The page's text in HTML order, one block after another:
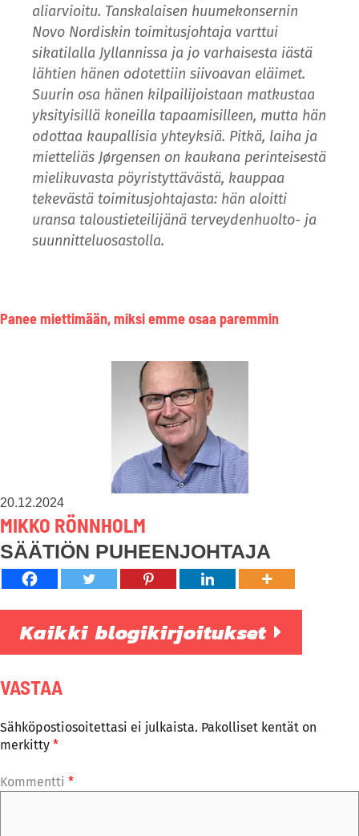
aliarvioitu. Tanskalaisen huumekonsernin
Novo Nordiskin toimitusjohtaja varttui
sikatilalla Jyllannissa ja jo varhaisesta iästä
lähtien hänen odotettiin siivoavan eläimet.
Suurin osa hänen kilpailijoistaan ​​matkustaa
yksityisillä koneilla tapaamisilleen, mutta hän
odottaa kaupallisia yhteyksiä. Pitkä, laiha ja
mietteliäs Jørgensen on kaukana perinteisestä
mielikuvasta pöyristyttävästä, kauppaa
tekevästä toimitusjohtajasta: hän aloitti
uransa taloustieteilijänä terveydenhuolto- ja
suunnitteluosastolla.
Panee miettimään, miksi emme osaa paremmin
20.12.2024
MIKKO RÖNNHOLM
SÄÄTIÖN PUHEENJOHTAJA
Kaikki blogikirjoitukset
VASTAA
Sähköpostiosoitettasi ei julkaista. Pakolliset kentät on
merkitty *
Kommentti *